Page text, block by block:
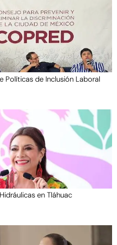
de Inclusión Laboral
en Tláhuac